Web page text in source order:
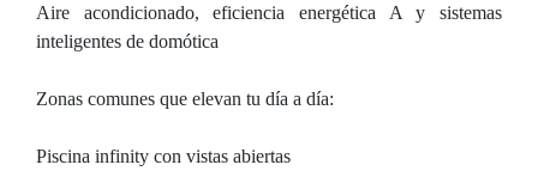
Aire acondicionado, eficiencia energética A y sistemas
inteligentes de domótica
Zonas comunes que elevan tu día a día:
Piscina infinity con vistas abiertas